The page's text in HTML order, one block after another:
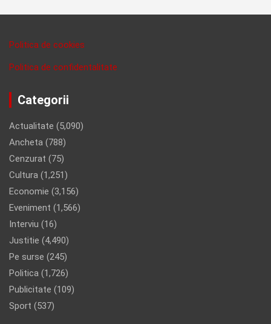
Politica de cookies
Politica de confidentalitate
Categorii
Actualitate (5,090)
Ancheta (788)
Cenzurat (75)
Cultura (1,251)
Economie (3,156)
Eveniment (1,566)
Interviu (16)
Justitie (4,490)
Pe surse (245)
Politica (1,726)
Publicitate (109)
Sport (537)